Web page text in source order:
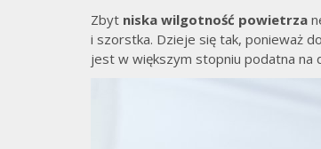
Zbyt niska wilgotność powietrza
i szorstka. Dzieje się tak, ponieważ
jest w większym stopniu podatna na